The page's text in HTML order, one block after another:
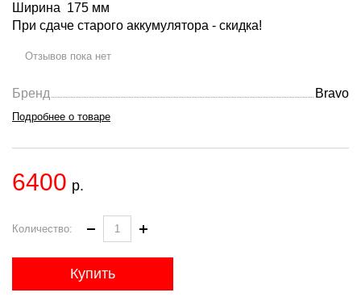
Ширина 175 мм
При сдаче старого аккумулятора - скидка!
Отзывов пока нет
Бренд Bravo
Подробнее о товаре
6400 р.
Количество:
Купить